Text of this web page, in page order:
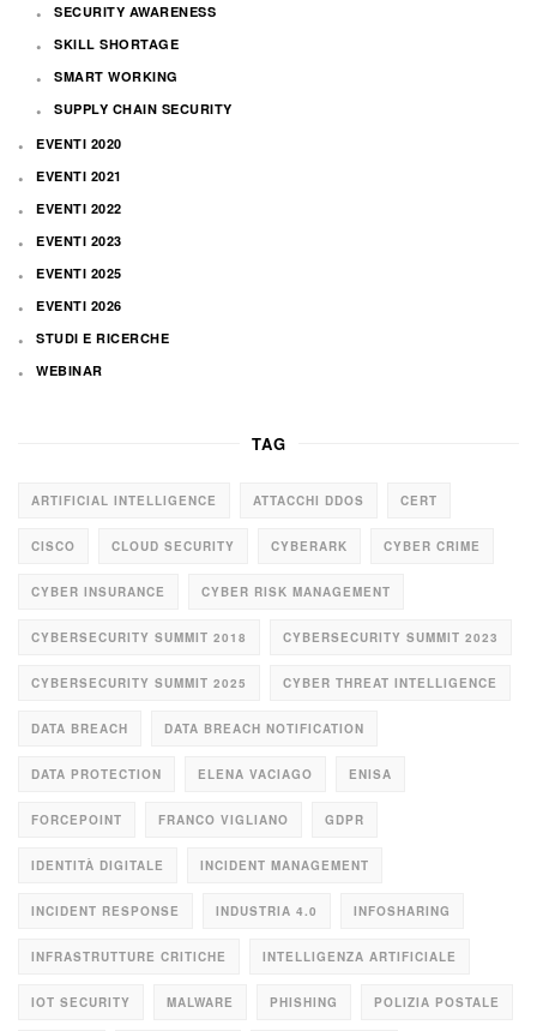
SECURITY AWARENESS
SKILL SHORTAGE
SMART WORKING
SUPPLY CHAIN SECURITY
EVENTI 2020
EVENTI 2021
EVENTI 2022
EVENTI 2023
EVENTI 2025
EVENTI 2026
STUDI E RICERCHE
WEBINAR
TAG
ARTIFICIAL INTELLIGENCE ATTACCHI DDOS CERT
CISCO CLOUD SECURITY CYBERARK CYBER CRIME
CYBER INSURANCE CYBER RISK MANAGEMENT
CYBERSECURITY SUMMIT 2018 CYBERSECURITY SUMMIT 2023
CYBERSECURITY SUMMIT 2025 CYBER THREAT INTELLIGENCE
DATA BREACH DATA BREACH NOTIFICATION
DATA PROTECTION ELENA VACIAGO ENISA
FORCEPOINT FRANCO VIGLIANO GDPR
IDENTITÀ DIGITALE INCIDENT MANAGEMENT
INCIDENT RESPONSE INDUSTRIA 4.0 INFOSHARING
INFRASTRUTTURE CRITICHE INTELLIGENZA ARTIFICIALE
IOT SECURITY MALWARE PHISHING POLIZIA POSTALE